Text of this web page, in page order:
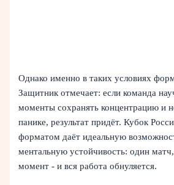
Однако именно в таких условиях
Защитник отмечает: если команда
моменты сохранять концентрацию и
панике, результат придёт. Кубок
форматом даёт идеальную
ментальную устойчивость: один
момент - и вся работа обнуляется.